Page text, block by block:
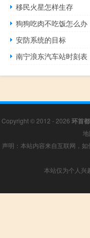
移民火星怎样生存
狗狗吃肉不吃饭怎么办
安防系统的目标
南宁浪东汽车站时刻表
Copyright © 2012 - 2026 环首
声明：本站内容来自互联网，
本站仅为个人兴